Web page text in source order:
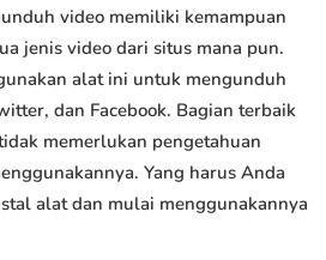
video memiliki kemampuan
jenis video dari situs mana pun.
alat ini untuk mengunduh
dan Facebook. Bagian terbaik
memerlukan pengetahuan
Yang harus Anda
alat dan mulai menggunakannya